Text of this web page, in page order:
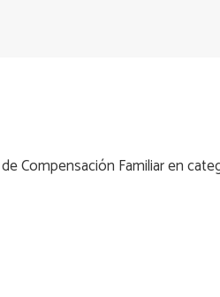
Compensación Familiar en